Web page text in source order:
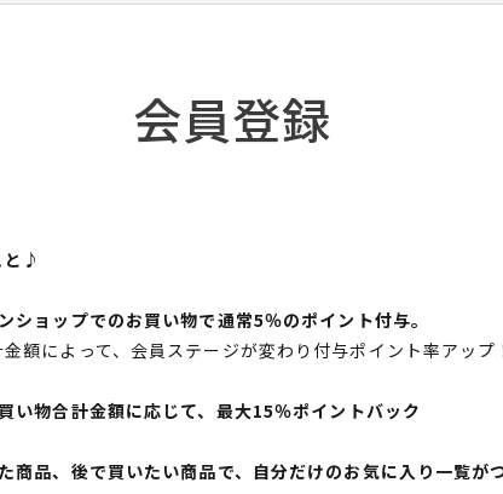
会員登録
と♪
ショップでのお買い物で通常5％のポイント付与。
額によって、会員ステージが変わり付与ポイント率アップ
い物合計金額に応じて、最大15％ポイントバック
商品、後で買いたい商品で、自分だけのお気に入り一覧が